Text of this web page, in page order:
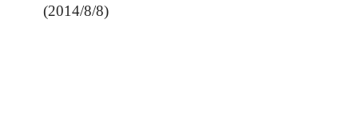
(2014/8/8)